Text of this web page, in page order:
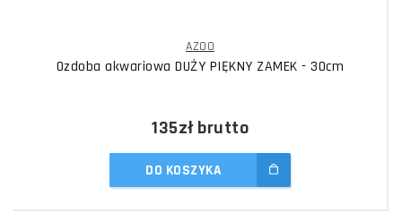
AZOO
Ozdoba akwariowa DUŻY PIĘKNY ZAMEK - 30cm
135złbrutto
DO KOSZYKA